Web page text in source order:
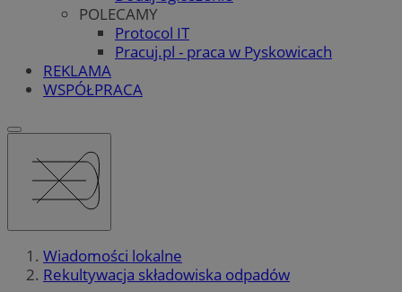
POLECAMY
Protocol IT
Pracuj.pl - praca w Pyskowicach
REKLAMA
WSPÓŁPRACA
Wiadomości lokalne
Rekultywacja składowiska odpadów